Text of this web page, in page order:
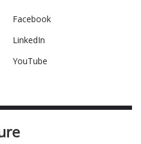
Facebook
LinkedIn
YouTube